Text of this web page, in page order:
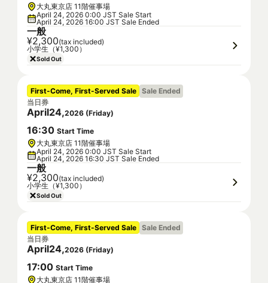
大丸東京店 11階催事場
April 24, 2026 0:00 JST Sale Start
April 24, 2026 16:00 JST Sale Ended
一般
¥2,300(tax included)
小学生（¥1,300）
Sold Out
First-Come, First-Served Sale Sale Ended
当日券
April24,2026 (Friday)
16:30 Start Time
大丸東京店 11階催事場
April 24, 2026 0:00 JST Sale Start
April 24, 2026 16:30 JST Sale Ended
一般
¥2,300(tax included)
小学生（¥1,300）
Sold Out
First-Come, First-Served Sale Sale Ended
当日券
April24,2026 (Friday)
17:00 Start Time
大丸東京店 11階催事場